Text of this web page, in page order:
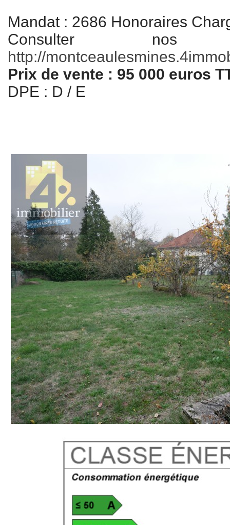
Mandat : 2686 Honoraires
Consulter
http://
Prix de vente : 95 000 euros
DPE : D / E